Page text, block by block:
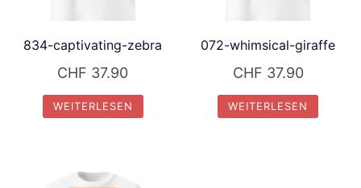
834-captivating-zebra
CHF 37.90
WEITERLESEN
072-whimsical-giraffe
CHF 37.90
WEITERLESEN